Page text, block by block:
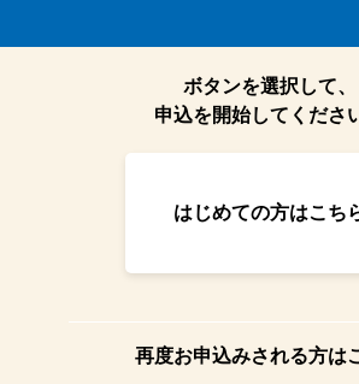
ボタンを選択して、
申込を開始してくださ
はじめての方はこち
再度お申込みされる方は